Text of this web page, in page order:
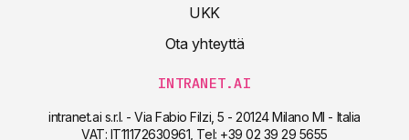
UKK
Ota yhteyttä
INTRANET.AI
intranet.ai s.r.l. - Via Fabio Filzi, 5 - 20124 Milano MI - Italia
VAT: IT11172630961, Tel: +39 02 39 29 5655